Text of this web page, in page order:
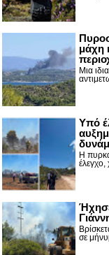
μάχη
Μια
Υπό
Η
έλεγχο,
σε